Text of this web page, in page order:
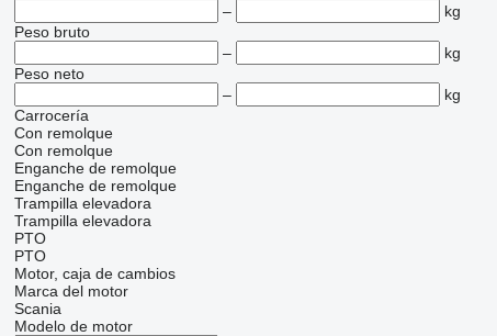
–
kg
Peso bruto
–
kg
Peso neto
–
kg
Carrocería
Con remolque
Con remolque
Enganche de remolque
Enganche de remolque
Trampilla elevadora
Trampilla elevadora
PTO
PTO
Motor, caja de cambios
Marca del motor
Scania
Modelo de motor